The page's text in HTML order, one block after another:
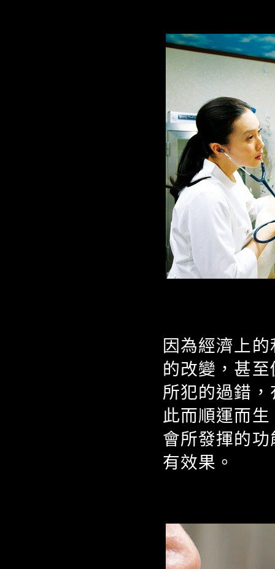
因為經濟上
的改變，甚
所犯的過錯
此而順運而
會所發揮的
有效果。